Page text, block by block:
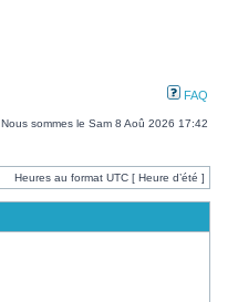
FAQ
Nous sommes le Sam 8 Aoû 2026 17:42
Heures au format UTC [ Heure d’été ]